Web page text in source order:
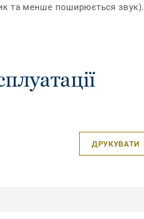
та менше поширюється звук).
ДРУКУВАТИ